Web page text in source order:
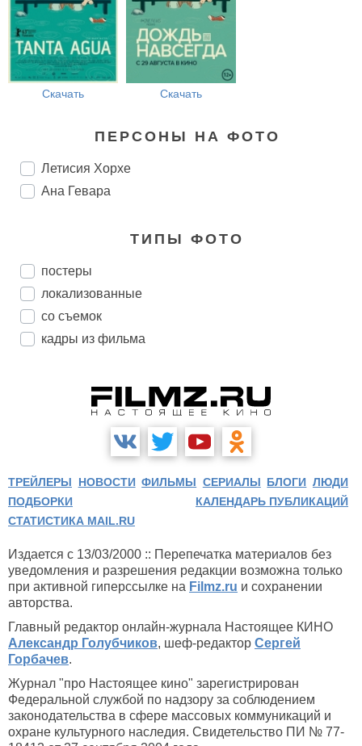
Скачать Скачать
ПЕРСОНЫ НА ФОТО
Летисия Хорхе
Ана Гевара
ТИПЫ ФОТО
постеры
локализованные
со съемок
кадры из фильма
ТРЕЙЛЕРЫ НОВОСТИ ФИЛЬМЫ СЕРИАЛЫ БЛОГИ ЛЮДИ
ПОДБОРКИ
КАЛЕНДАРЬ ПУБЛИКАЦИЙ
СТАТИСТИКА MAIL.RU
Издается с 13/03/2000 :: Перепечатка материалов без
уведомления и разрешения редакции возможна только
при активной гиперссылке на Filmz.ru и сохранении
авторства.
Главный редактор онлайн-журнала Настоящее КИНО
Александр Голубчиков, шеф-редактор Сергей
Горбачев.
Журнал "про Настоящее кино" зарегистрирован
Федеральной службой по надзору за соблюдением
законодательства в сфере массовых коммуникаций и
охране культурного наследия. Свидетельство ПИ № 77-